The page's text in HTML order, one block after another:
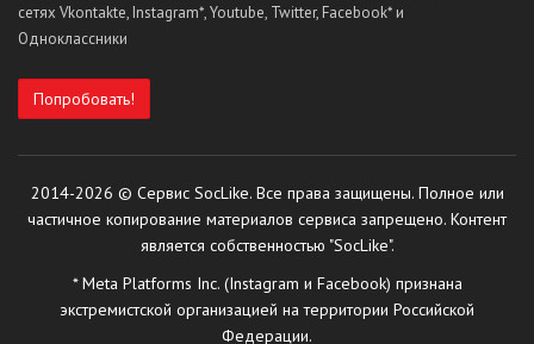
сетях Vkontakte, Instagram*, Youtube, Twitter, Facebook* и
Одноклассники
Попробовать!
2014-2026 © Сервис SocLike. Все права защищены. Полное или
частичное копирование материалов сервиса запрещено. Контент
является собственностью "SocLike".
* Meta Platforms Inc. (Instagram и Facebook) признана
экстремистской организацией на территории Российской
Федерации.